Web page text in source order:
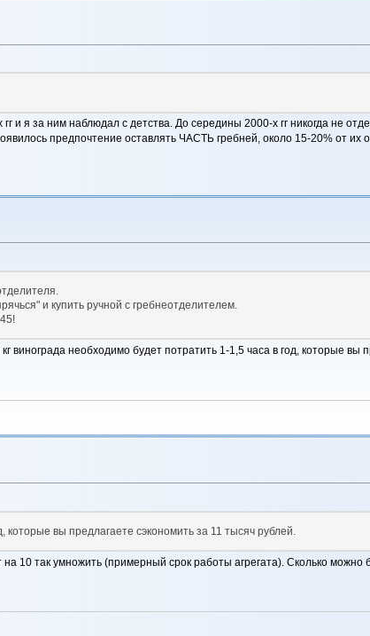
и я за ним наблюдал с детства. До середины 2000-х гг никогда не
предпочтение оставлять ЧАСТЬ гребней, около 15-20% от их
и купить ручной с гребнеотделителем.
необходимо будет потратить 1-1,5 часа в год, которые вы
которые вы предлагаете сэкономить за 11 тысяч рублей.
10 так умножить (примерный срок работы агрегата). Сколько можно